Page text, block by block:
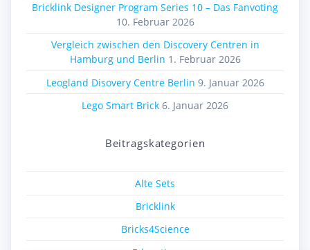
Bricklink Designer Program Series 10 – Das Fanvoting
10. Februar 2026
Vergleich zwischen den Discovery Centren in
Hamburg und Berlin 1. Februar 2026
Leogland Disovery Centre Berlin 9. Januar 2026
Lego Smart Brick 6. Januar 2026
Beitragskategorien
Alte Sets
Bricklink
Bricks4Science